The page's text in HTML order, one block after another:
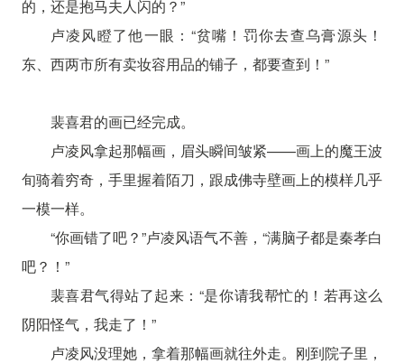
的，还是抱马夫人闪的？”
卢凌风瞪了他一眼：“贫嘴！罚你去查乌膏源头！
东、西两市所有卖妆容用品的铺子，都要查到！”
裴喜君的画已经完成。
卢凌风拿起那幅画，眉头瞬间皱紧——画上的魔王波
旬骑着穷奇，手里握着陌刀，跟成佛寺壁画上的模样几乎
一模一样。
“你画错了吧？”卢凌风语气不善，“满脑子都是秦孝白
吧？！”
裴喜君气得站了起来：“是你请我帮忙的！若再这么
阴阳怪气，我走了！”
卢凌风没理她，拿着那幅画就往外走。刚到院子里，